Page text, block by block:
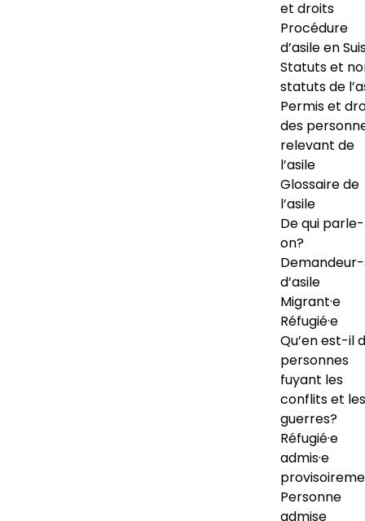
et droits
Procédure
d’asile en
Statuts et
statuts de
Permis et
des
relevant de
l’asile
Glossaire de
l’asile
De qui
on?
d’asile
Migrant·e
Réfugié·e
Qu’en est-il
personnes
fuyant les
conflits et les
guerres?
Réfugié·e
admis·e
Personne
admise